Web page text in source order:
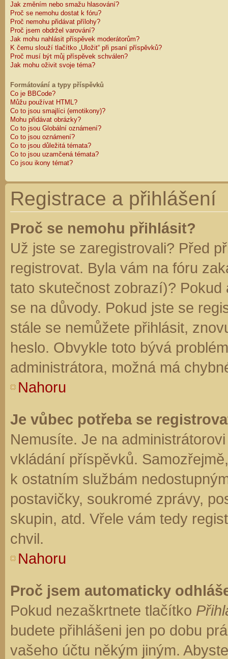
Jak změním nebo smažu hlasování?
Proč se nemohu dostat k fóru?
Proč nemohu přidávat přílohy?
Proč jsem obdržel varování?
Jak mohu nahlásit příspěvek moderátorům?
K čemu slouží tlačítko „Uložit“ při psaní příspěvků?
Proč musí být můj příspěvek schválen?
Jak mohu oživit svoje téma?
Formátování a typy příspěvků
Co je BBCode?
Můžu používat HTML?
Co to jsou smajlíci (emotikony)?
Mohu přidávat obrázky?
Co to jsou Globální oznámení?
Co to jsou oznámení?
Co to jsou důležitá témata?
Co to jsou uzamčená témata?
Co jsou ikony témat?
Registrace a přihlášení
Proč se nemohu přihlásit?
Už jste se zaregistrovali? Před
registrovat. Byla vám na fóru
tato skutečnost zobrazí)?
se na důvody. Pokud jste se
stále se nemůžete přihlásit,
heslo. Obvykle toto bývá
administrátora, možná má
Nahoru
Je vůbec potřeba se
Nemusíte. Je na
vkládání příspěvků.
k ostatním službám
postavičky, soukromé zprávy,
skupin, atd. Vřele vám tedy
chvil.
Nahoru
Proč jsem automaticky
Pokud nezaškrtnete tlačítko
budete přihlášeni jen po dobu
vašeho účtu někým jiným.